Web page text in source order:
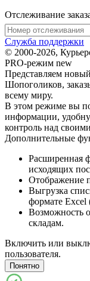
Отслеживание
Служба поддержки
© 2000-2026,
PRO-режим new
Представляем
Шопоголиков,
всему миру.
В этом режиме вы
информации,
контроль над
Дополнительные
Расширенная
исходящих
Отображение
Выгрузка
формате Excel
Возможность
складам.
Включить или
пользователя.
Понятно